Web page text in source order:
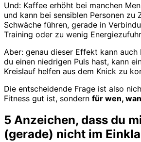
Und: Kaffee erhöht bei manchen
und kann bei sensiblen Personen zu
Schwäche führen, gerade in
Training oder zu wenig
Aber: genau dieser Effekt kann auch
du einen niedrigen Puls hast, kann
Kreislauf helfen aus dem Knick zu
Die entscheidende Frage ist also
Fitness gut ist, sondern für wen,
5 Anzeichen, dass du
(gerade) nicht im